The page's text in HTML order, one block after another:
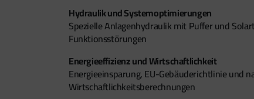
Hydraulik und Systemoptimierungen
Spezielle Anlagenhydraulik mit Puffer und
Funktionsstörungen
Energieeffizienz und Wirtschaftlichkeit
Energieeinsparung, EU-Gebäuderichtlinie und
Wirtschaftlichkeitsberechnungen